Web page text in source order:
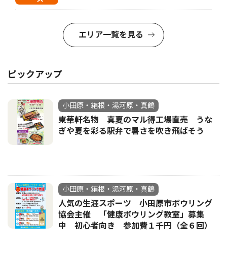
エリア一覧を見る
ピックアップ
小田原・箱根・湯河原・真鶴
東華軒名物 真夏のマル得工場直売 うな
ぎや夏を彩る駅弁で暑さを吹き飛ばそう
小田原・箱根・湯河原・真鶴
人気の生涯スポーツ 小田原市ボウリング
協会主催 「健康ボウリング教室」募集
中 初心者向き 参加費１千円（全６回）